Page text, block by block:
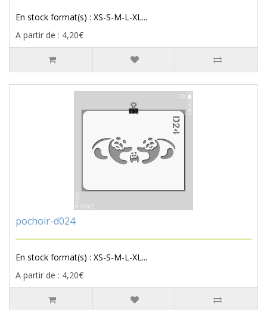
En stock format(s) : XS-S-M-L-XL...
A partir de : 4,20€
pochoir-d024
En stock format(s) : XS-S-M-L-XL...
A partir de : 4,20€